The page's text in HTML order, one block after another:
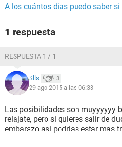
A los cuántos dias puedo saber
1 respuesta
RESPUESTA 1 / 1
Slls 3
29 ago 2015 a las 06:33
Las posibilidades son muyyyyyy
relajate, pero si quieres salir de
embarazo asi podrias estar mas